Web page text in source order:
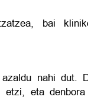
bai
nahi dut.
eta